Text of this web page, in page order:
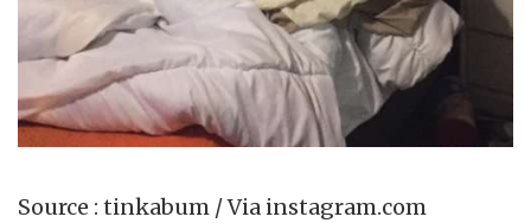
Source : tinkabum / Via instagram.com